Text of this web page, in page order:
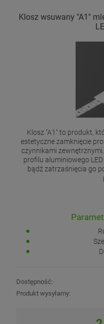
Klosz wsuwany "A1"
Klosz "A1" to produkt,
estetyczne zamknięcie
czynnikami
profilu aluminiowego
bądź zatrzaśnięcia go
Dostępność:
Produkt wysyłamy: